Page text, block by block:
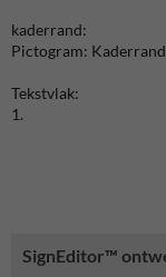
SignEditor™
kaderrand:
Pictogram: Kaderrand
Tekstvlak:
1.